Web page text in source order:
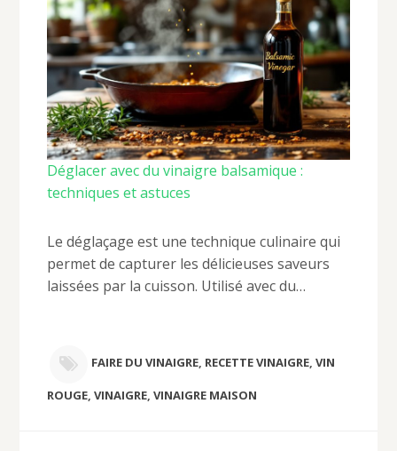
Déglacer avec du vinaigre balsamique :
techniques et astuces
Le déglaçage est une technique culinaire qui
permet de capturer les délicieuses saveurs
laissées par la cuisson. Utilisé avec du…
FAIRE DU VINAIGRE, RECETTE VINAIGRE, VIN
ROUGE, VINAIGRE, VINAIGRE MAISON